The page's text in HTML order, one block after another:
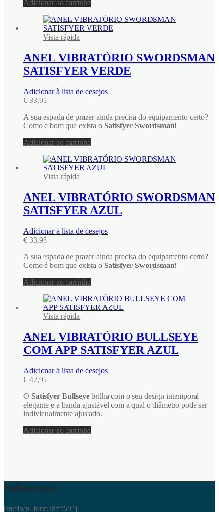
Adicionar ao carrinho
Vista rápida
ANEL VIBRATÓRIO SWORDSMAN
SATISFYER VERDE
Adicionar à lista de desejos
€ 33,95
A sua espada de prazer ainda precisa do equipamento certo?
Como é bom que exista o Satisfyer Swordsman!
Adicionar ao carrinho
Vista rápida
ANEL VIBRATÓRIO SWORDSMAN
SATISFYER AZUL
Adicionar à lista de desejos
€ 33,95
A sua espada de prazer ainda precisa do equipamento certo?
Como é bom que exista o Satisfyer Swordsman!
Adicionar ao carrinho
Vista rápida
ANEL VIBRATÓRIO BULLSEYE
COM APP SATISFYER AZUL
Adicionar à lista de desejos
€ 42,95
O Satisfyer Bullseye brilha com o seu design intemporal
elegante e a banda ajustável com a qual o diâmetro pode ser
individualmente ajustado.
Adicionar ao carrinho
Subscreva
[mc4wp_form id=”59″]